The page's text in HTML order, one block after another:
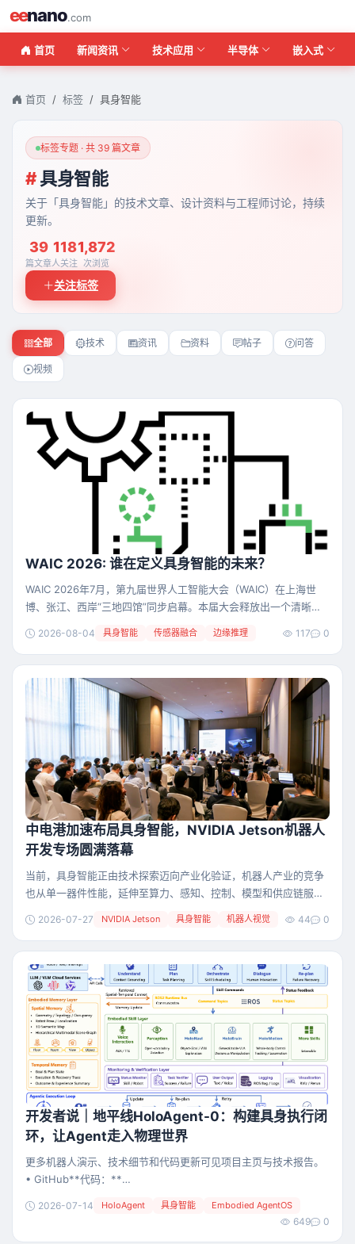
eenano.com
首页 新闻资讯 技术应用 半导体 嵌入式
首页 标签 具身智能
标签专题 · 共 39 篇文章
#具身智能
关于「具身智能」的技术文章、设计资料与工程师讨论，持续
更新。
39
篇文章
118
人关注
1,872
次浏览
关注标签
全部 技术 资讯 资料 帖子 问答
视频
WAIC 2026: 谁在定义具身智能的未来？
WAIC 2026年7月，第九届世界人工智能大会（WAIC）在上海世
博、张江、西岸“三地四馆”同步启幕。本届大会释放出一个清晰的
的目光也不再聚焦于“谁发布了新模型”，而是更加看重AI能否形成
馆中体现得尤为直观。超300台人形机器人与智能终端同台真机展
示，让我们更直观地感受
2026-08-04 具身智能 传感器融合 边缘推理 117 0
中电港加速布局具身智能，NVIDIA Jetson机器人
开发专场圆满落幕
当前，具身智能正由技术探索迈向产业化验证，机器人产业的竞争
也从单一器件性能，延伸至算力、感知、控制、模型和供应链服务
向，以元器件分销为基础，协同设计链服务、产业数据和智慧仓储
港在线下推进机器人布局的重要实践，**7月17日，“算力驭动，虚
实一体：NVIDIA Jetson赋能机器人
2026-07-27 NVIDIA Jetson 具身智能 机器人视觉 44 0
开发者说｜地平线HoloAgent-0：构建具身执行闭
环，让Agent走入物理世界
更多机器人演示、技术细节和代码更新可见项目主页与技术报告。
• GitHub**代码：**
https://horizonrobotics.github.io/robot\_lab/holoagent • 论文
2026-07-14 HoloAgent 具身智能 Embodied AgentOS
649 0